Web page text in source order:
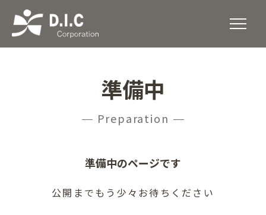
準備中
Preparation
準備中のページです
公開までもう少々お待ちください